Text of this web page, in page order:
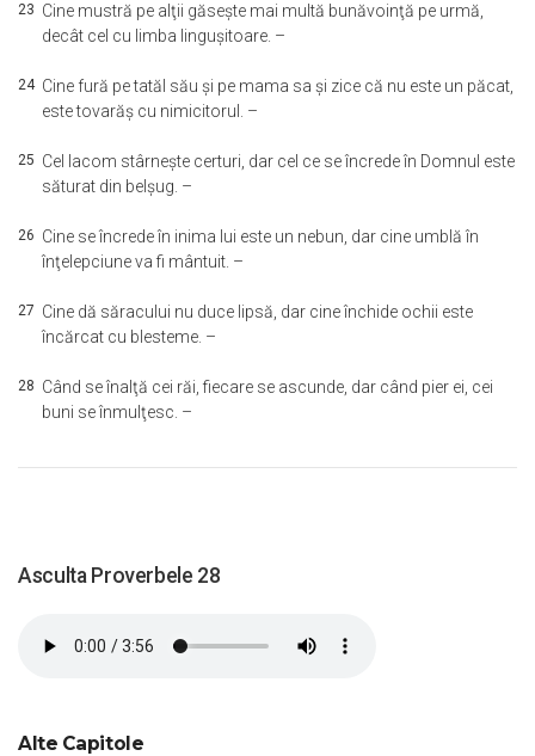
23 Cine mustră pe alţii găseşte mai multă bunăvoinţă pe urmă,
decât cel cu limba linguşitoare. –
24 Cine fură pe tatăl său şi pe mama sa şi zice că nu este un păcat,
este tovarăş cu nimicitorul. –
25 Cel lacom stârneşte certuri, dar cel ce se încrede în Domnul este
săturat din belşug. –
26 Cine se încrede în inima lui este un nebun, dar cine umblă în
înţelepciune va fi mântuit. –
27 Cine dă săracului nu duce lipsă, dar cine închide ochii este
încărcat cu blesteme. –
28 Când se înalţă cei răi, fiecare se ascunde, dar când pier ei, cei
buni se înmulţesc. –
Asculta Proverbele 28
Alte Capitole